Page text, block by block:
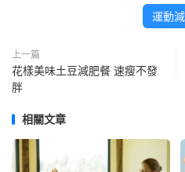
運動
上一篇
花樣美味土豆減肥餐 速瘦不發
胖
相關文章